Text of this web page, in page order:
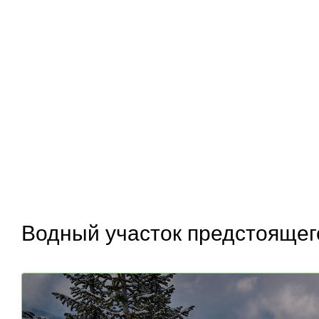
Водный участок